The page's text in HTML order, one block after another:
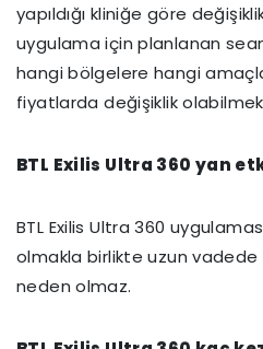
yapıldığı kliniğe göre
uygulama için planlanan
hangi bölgelere hangi
fiyatlarda değişiklik
BTL Exilis Ultra 360 yan
BTL Exilis Ultra 360
olmakla birlikte uzun
neden olmaz.